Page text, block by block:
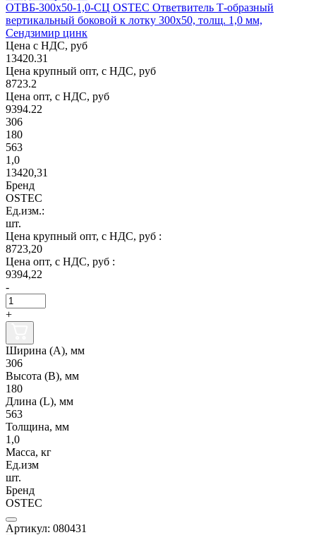
ОТВБ-300х50-1,0-СЦ OSTEC Ответвитель Т-образный
вертикальный боковой к лотку 300х50, толщ. 1,0 мм,
Сендзимир цинк
Цена с НДС, руб
13420.31
Цена крупный опт, с НДС, руб
8723.2
Цена опт, с НДС, руб
9394.22
306
180
563
1,0
13420,31
Бренд
OSTEC
Ед.изм.:
шт.
Цена крупный опт, с НДС, руб :
8723,20
Цена опт, с НДС, руб :
9394,22
-
+
Ширина (А), мм
306
Высота (В), мм
180
Длина (L), мм
563
Толщина, мм
1,0
Масса, кг
Ед.изм
шт.
Бренд
OSTEC
Артикул: 080431